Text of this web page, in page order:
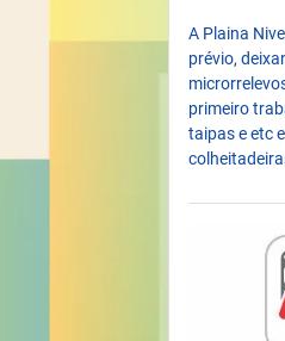
A Plaina
prévio,
primeiro
taipas e etc
Para saber
https://